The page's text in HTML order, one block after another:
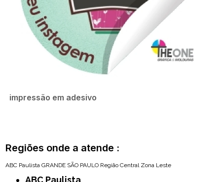
impressão em adesivo
Regiões onde a atende :
ABC Paulista GRANDE SÃO PAULO Região Central Zona Leste
ABC Paulista